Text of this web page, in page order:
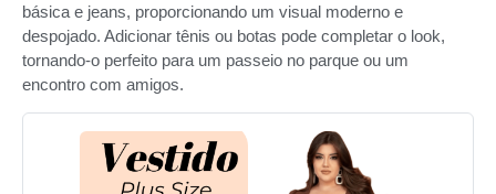
básica e jeans, proporcionando um visual moderno e
despojado. Adicionar tênis ou botas pode completar o look,
tornando-o perfeito para um passeio no parque ou um
encontro com amigos.